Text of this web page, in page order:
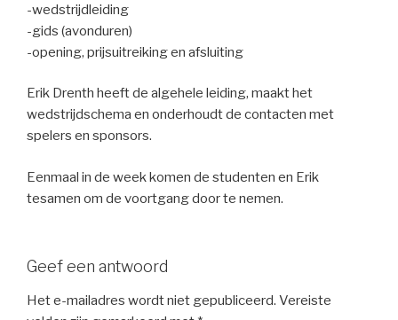
-wedstrijdleiding
-gids (avonduren)
-opening, prijsuitreiking en afsluiting
Erik Drenth heeft de algehele leiding, maakt het
wedstrijdschema en onderhoudt de contacten met
spelers en sponsors.
Eenmaal in de week komen de studenten en Erik
tesamen om de voortgang door te nemen.
Geef een antwoord
Het e-mailadres wordt niet gepubliceerd. Vereiste